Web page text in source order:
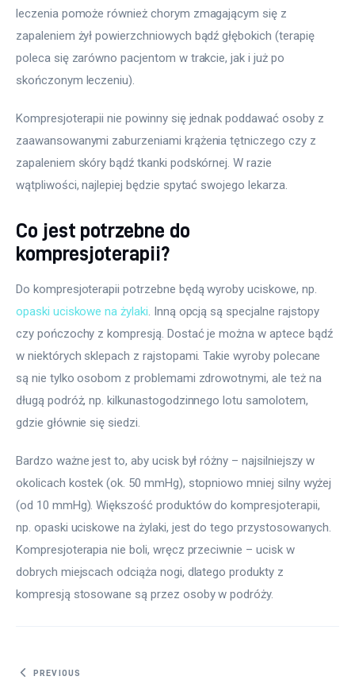
leczenia pomoże również chorym zmagającym się z
zapaleniem żył powierzchniowych bądź głębokich (terapię
poleca się zarówno pacjentom w trakcie, jak i już po
skończonym leczeniu).
Kompresjoterapii nie powinny się jednak poddawać osoby z
zaawansowanymi zaburzeniami krążenia tętniczego czy z
zapaleniem skóry bądź tkanki podskórnej. W razie
wątpliwości, najlepiej będzie spytać swojego lekarza.
Co jest potrzebne do
kompresjoterapii?
Do kompresjoterapii potrzebne będą wyroby uciskowe, np.
opaski uciskowe na żylaki. Inną opcją są specjalne rajstopy
czy pończochy z kompresją. Dostać je można w aptece bądź
w niektórych sklepach z rajstopami. Takie wyroby polecane
są nie tylko osobom z problemami zdrowotnymi, ale też na
długą podróż, np. kilkunastogodzinnego lotu samolotem,
gdzie głównie się siedzi.
Bardzo ważne jest to, aby ucisk był różny – najsilniejszy w
okolicach kostek (ok. 50 mmHg), stopniowo mniej silny wyżej
(od 10 mmHg). Większość produktów do kompresjoterapii,
np. opaski uciskowe na żylaki, jest do tego przystosowanych.
Kompresjoterapia nie boli, wręcz przeciwnie – ucisk w
dobrych miejscach odciąża nogi, dlatego produkty z
kompresją stosowane są przez osoby w podróży.
Nawigacja
PREVIOUS